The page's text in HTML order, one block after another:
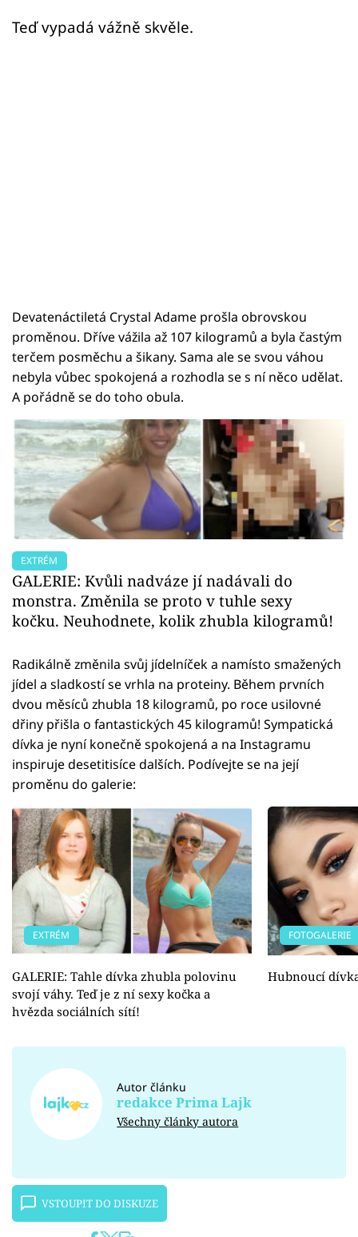
Teď vypadá vážně skvěle.
Devatenáctiletá Crystal Adame prošla obrovskou
proměnou. Dříve vážila až 107 kilogramů a byla častým
terčem posměchu a šikany. Sama ale se svou váhou
nebyla vůbec spokojená a rozhodla se s ní něco udělat.
A pořádně se do toho obula.
EXTRÉM
GALERIE: Kvůli nadváze jí nadávali do
monstra. Změnila se proto v tuhle sexy
kočku. Neuhodnete, kolik zhubla kilogramů!
Radikálně změnila svůj jídelníček a namísto smažených
jídel a sladkostí se vrhla na proteiny. Během prvních
dvou měsíců zhubla 18 kilogramů, po roce usilovné
dřiny přišla o fantastických 45 kilogramů! Sympatická
dívka je nyní konečně spokojená a na Instagramu
inspiruje desetitisíce dalších. Podívejte se na její
proměnu do galerie:
EXTRÉM
GALERIE: Tahle dívka zhubla polovinu
svojí váhy. Teď je z ní sexy kočka a
hvězda sociálních sítí!
FOTOGALERIE
Hubnoucí
Autor článku
redakce Prima Lajk
Všechny články autora
VSTOUPIT DO DISKUZE